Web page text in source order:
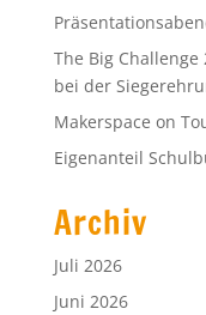
The Big
bei der
Makerspace on
Eigenanteil
Archiv
Juli 2026
Juni 2026